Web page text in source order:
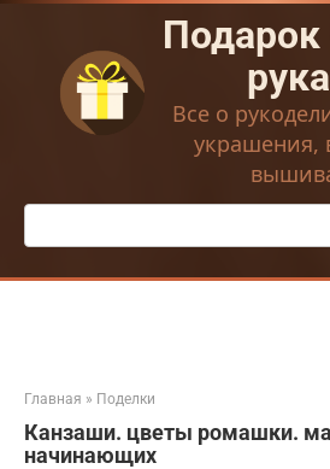
Перейти
контенту
Все о
украшения,
Поиск:
Главная » Поделки
Канзаши. цветы ромашки.
начинающих